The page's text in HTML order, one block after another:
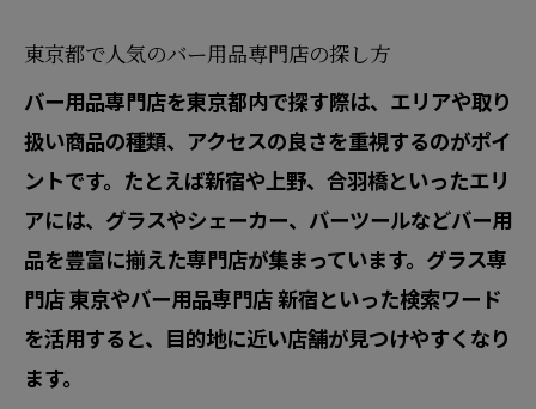
バー用品専門店で揃えるグラス入門ガイ
グラス専門店で聞ける初心者の疑問解決
カクテルグラス選びの初心者ポイント
バーでグラスを扱う際のスマートなマナー
バーで実践したいグラスの扱い方マナー
東京都内バーのグラスマナー最新ガイド
東京都で人気のバー用品専門店の探し方
バー用品専門店を東京都内で探す際は、エリアや取り
扱い商品の種類、アクセスの良さを重視するのがポイ
ントです。たとえば新宿や上野、合羽橋といったエリ
アには、グラスやシェーカー、バーツールなどバー用
品を豊富に揃えた専門店が集まっています。グラス専
門店 東京やバー用品専門店 新宿といった検索ワード
を活用すると、目的地に近い店舗が見つけやすくなり
ます。